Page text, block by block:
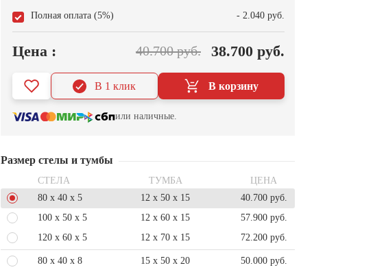
Полная оплата (5%) - 2.040 руб.
Цена : 40.700 руб. 38.700 руб.
В корзину
В 1 клик
или наличные.
Размер стелы и тумбы
СТЕЛА ТУМБА
ЦЕНА
80 x 40 x 5
12 x 50 x 15
40.700 руб.
100 x 50 x 5
12 x 60 x 15
57.900 руб.
120 x 60 x 5
12 x 70 x 15 72.200 руб.
80 x 40 x 8 15 x 50 x 20
50.000 руб.